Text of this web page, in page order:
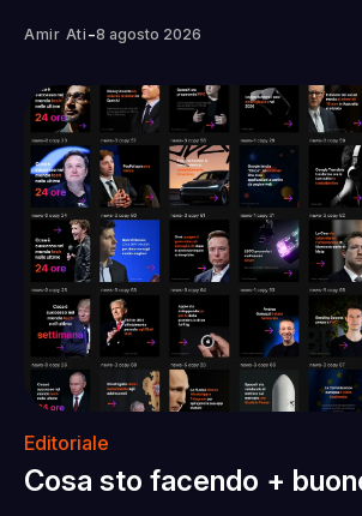
Amir Ati -8 agosto 2026
Editoriale
Cosa sto facendo +